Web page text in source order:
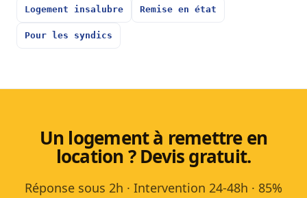
Logement insalubre Remise en état
Pour les syndics
Un logement à remettre en
location ? Devis gratuit.
Réponse sous 2h · Intervention 24-48h · 85%